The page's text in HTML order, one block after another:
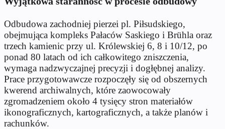
Odbudowa zachodniej pierzei pl. Piłsudskiego,
obejmująca kompleks Pałaców Saskiego i Brühla oraz
trzech kamienic przy ul. Królewskiej 6, 8 i 10/12, po
ponad 80 latach od ich całkowitego zniszczenia,
wymaga nadzwyczajnej precyzji i dogłębnej analizy.
Prace przygotowawcze rozpoczęły się od obszernych
kwerend archiwalnych, które zaowocowały
zgromadzeniem około 4 tysięcy stron materiałów
ikonograficznych, kartograficznych, a także planów i
rachunków.